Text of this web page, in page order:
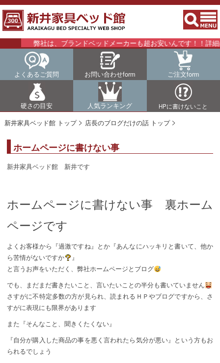
弊社は、ブランドベッドメーカーも超お安いんです！！詳細は
よくあるご質問 お問い合わせform ご注文form
硬さの目安 人気ランキング HPに書けないこと
新井家具ベッド館 トップ 店長のブログだけの話 トップ
ホームページに書けない事
新井家具ベッド館 新井です
ホームページに書けない事 裏ホーム
ページです
よくお客様から『過激ですね』とか『あんなにハッキリと書いて、他か
ら苦情がないですか
』
と言うお声をいただく、弊社ホームページとブログ
でも、まだまだ書きたいこと、言いたいことの半分も書いていません
さすがに不特定多数の方が見られ、読まれるＨＰやブログですから、さ
すがに表現にも限界があります
また『そんなこと、聞きくたくない』
『自分が購入した商品の事を悪く言われたら気分が悪い』という方もお
られるでしょう